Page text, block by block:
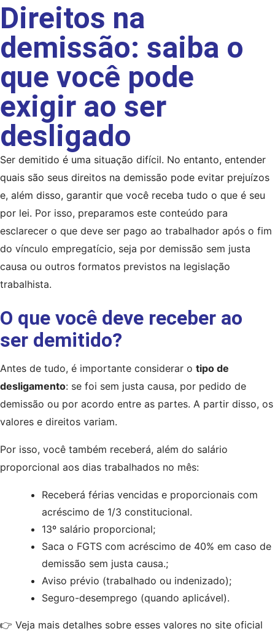
Direitos na
demissão: saiba o
que você pode
exigir ao ser
desligado
Ser demitido é uma situação difícil. No entanto, entender
quais são seus direitos na demissão pode evitar prejuízos
e, além disso, garantir que você receba tudo o que é seu
por lei. Por isso, preparamos este conteúdo para
esclarecer o que deve ser pago ao trabalhador após o fim
do vínculo empregatício, seja por demissão sem justa
causa ou outros formatos previstos na legislação
trabalhista.
O que você deve receber ao
ser demitido?
Antes de tudo, é importante considerar o tipo de
desligamento: se foi sem justa causa, por pedido de
demissão ou por acordo entre as partes. A partir disso, os
valores e direitos variam.
Por isso, você também receberá, além do salário
proporcional aos dias trabalhados no mês:
Receberá férias vencidas e proporcionais com
acréscimo de 1/3 constitucional.
13º salário proporcional;
Saca o FGTS com acréscimo de 40% em caso de
demissão sem justa causa.;
Aviso prévio (trabalhado ou indenizado);
Seguro-desemprego (quando aplicável).
👉 Veja mais detalhes sobre esses valores no site oficial